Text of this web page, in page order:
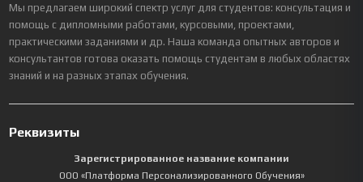
Мы предлагаем широкий спектр услуг для студентов: консультация и
помощь с дипломными работами, курсовыми, проектами,
практическими заданиями и др. Наша команда опытных авторов и
консультантов готова оказать помощь студентам в любых областях
знаний и на разных этапах обучения.
Реквизиты
Зарегистрированное название компании
ООО «Платформа Персонализированного Обучения»